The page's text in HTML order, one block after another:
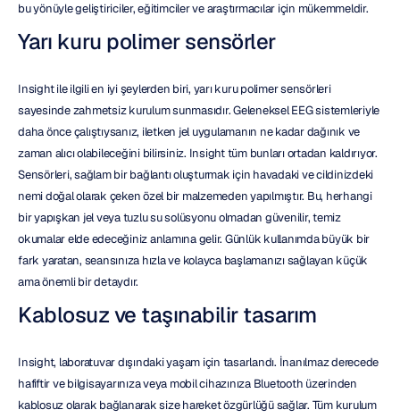
bu yönüyle geliştiriciler, eğitimciler ve araştırmacılar için mükemmeldir.
Yarı kuru polimer sensörler
Insight ile ilgili en iyi şeylerden biri, yarı kuru polimer sensörleri
sayesinde zahmetsiz kurulum sunmasıdır. Geleneksel EEG sistemleriyle
daha önce çalıştıysanız, iletken jel uygulamanın ne kadar dağınık ve
zaman alıcı olabileceğini bilirsiniz. Insight tüm bunları ortadan kaldırıyor.
Sensörleri, sağlam bir bağlantı oluşturmak için havadaki ve cildinizdeki
nemi doğal olarak çeken özel bir malzemeden yapılmıştır. Bu, herhangi
bir yapışkan jel veya tuzlu su solüsyonu olmadan güvenilir, temiz
okumalar elde edeceğiniz anlamına gelir. Günlük kullanımda büyük bir
fark yaratan, seansınıza hızla ve kolayca başlamanızı sağlayan küçük
ama önemli bir detaydır.
Kablosuz ve taşınabilir tasarım
Insight, laboratuvar dışındaki yaşam için tasarlandı. İnanılmaz derecede
hafiftir ve bilgisayarınıza veya mobil cihazınıza Bluetooth üzerinden
kablosuz olarak bağlanarak size hareket özgürlüğü sağlar. Tüm kurulum